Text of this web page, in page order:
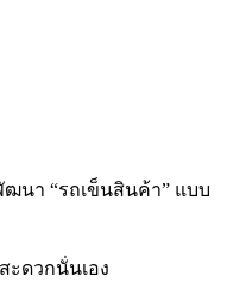
นา “รถเข็นสินค้า” แบบ
ะดวกนั่นเอง